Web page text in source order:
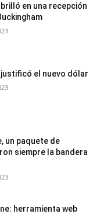
en una recepción
el nuevo dólar
un paquete de
siempre la bandera
herramienta web